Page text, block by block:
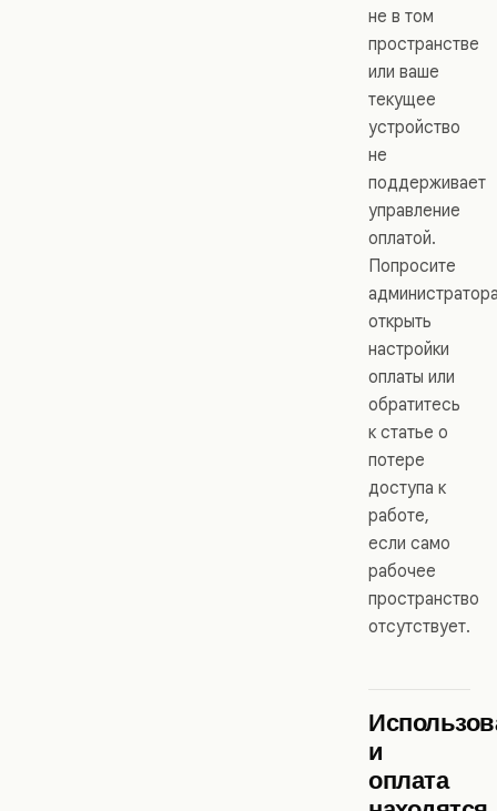
не в том
пространстве
или ваше
текущее
устройство
не
поддерживает
управление
оплатой.
Попросите
открыть
настройки
оплаты или
обратитесь
к статье о
потере
доступа к
работе,
если само
рабочее
пространство
отсутствует.
и
оплата